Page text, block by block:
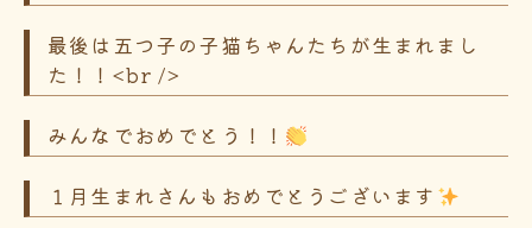
最後は五つ子の子猫ちゃんたちが生まれまし
た！！<br />
みんなでおめでとう！！
１月生まれさんもおめでとうございます